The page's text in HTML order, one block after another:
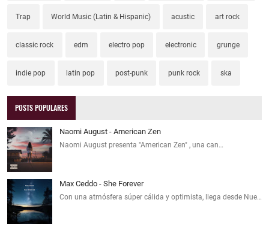
Trap World Music (Latin & Hispanic) acustic art rock
classic rock edm electro pop electronic grunge
indie pop latin pop post-punk punk rock ska
POSTS POPULARES
Naomi August - American Zen
Naomi August presenta "American Zen" , una can…
Max Ceddo - She Forever
Con una atmósfera súper cálida y optimista, llega desde Nue…